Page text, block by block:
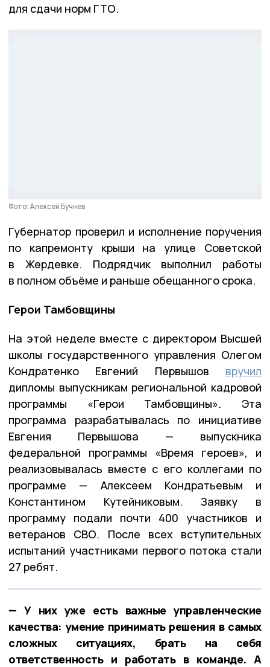
для сдачи норм ГТО.
Фото: Алексей Бучнев
Губернатор проверил и исполнение поручения
по капремонту крыши на улице Советской
в Жердевке. Подрядчик выполнил работы
в полном объёме и раньше обещанного срока.
Герои Тамбовщины
На этой неделе вместе с директором Высшей
школы государственного управления Олегом
Кондратенко Евгений Первышов вручил
дипломы выпускникам региональной кадровой
программы «Герои Тамбовщины». Эта
программа разрабатывалась по инициативе
Евгения Первышова — выпускника
федеральной программы «Время героев», и
реализовывалась вместе с его коллегами по
программе — Алексеем Кондратьевым и
Константином Кутейниковым. Заявку в
программу подали почти 400 участников и
ветеранов СВО. После всех вступительных
испытаний участниками первого потока стали
27 ребят.
— У них уже есть важные управленческие
качества: умение принимать решения в самых
сложных ситуациях, брать на себя
ответственность и работать в команде. А